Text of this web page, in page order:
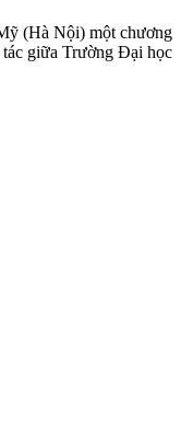
(Hà Nội) một chương
tác giữa Trường Đại học